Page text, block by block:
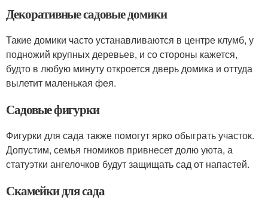
Декоративные садовые домики
Такие домики часто устанавливаются в центре клумб, у
подножий крупных деревьев, и со стороны кажется,
будто в любую минуту откроется дверь домика и оттуда
вылетит маленькая фея.
Садовые фигурки
Фигурки для сада также помогут ярко обыграть участок.
Допустим, семья гномиков привнесет долю уюта, а
статуэтки ангелочков будут защищать сад от напастей.
Скамейки для сада